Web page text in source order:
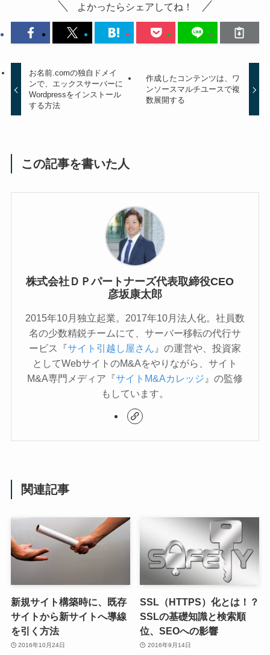
よかったらシェアしてね！
お名前.comの独自ドメイ
ンで、エックスサーバーに
Wordpressをインストール
する方法
作成したコンテンツは、ワ
ンソースマルチユースで複
数展開する
この記事を書いた人
株式会社ＤＰパートナーズ代表取締役CEO
彦坂康太郎
2015年10月独立起業。2017年10月法人化。社員数
名の少数精鋭チームにて、サーバー移転の代行サ
ービス『サイト引越し屋さん 』の運営や、投資家
としてWebサイトのM&Aをやりながら、サイト
M&A専門メディア『サイトM&Aカレッジ 』の監修
もしています。
関連記事
新規サイト構築時に、既存
サイトから新サイトへ導線
を引く方法
2016年10月24日
SSL（HTTPS）化とは！？
SSLの基礎知識と検索順
位、SEOへの影響
2016年9月14日